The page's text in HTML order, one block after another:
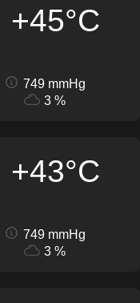
+45°C
749 mmHg
3 %
+43°C
749 mmHg
3 %